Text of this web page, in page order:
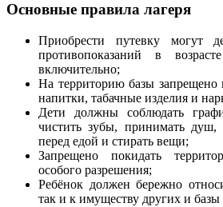
Основные правила лагеря
Приобрести путевку могут
противопоказаний в
включительно;
На территорию базы запрещено
напитки, табачные изделия и
Дети должны соблюдать
чистить зубы, принимать душ,
перед едой и стирать вещи;
Запрещено покидать
особого разрешения;
Ребёнок должен бережно
так и к имуществу других и